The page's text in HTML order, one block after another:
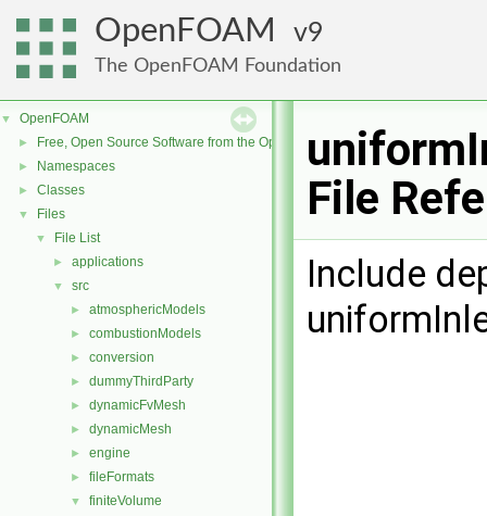
OpenFOAM 9
The OpenFOAM Foundation
▼ OpenFOAM
► Free, Open Source Software from the OpenFOAM Foundation
► Namespaces
► Classes
▼ Files
▼ File List
► applications
▼ src
► atmosphericModels
► combustionModels
► conversion
► dummyThirdParty
► dynamicFvMesh
► dynamicMesh
► engine
► fileFormats
▼ finiteVolume
File
Include